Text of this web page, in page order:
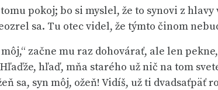
pokoj; bo si myslel, že to synovi z
sa. Tu otec videl, že týmto činom
môj,“ začne mu raz dohovárať, ale len
hľaď, mňa starého už nič na tom
sa, syn môj, ožeň! Vidíš, už ti